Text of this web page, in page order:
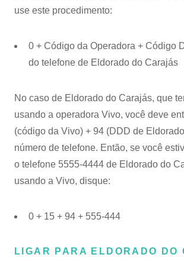
use este procedimento:
0 + Código da Operadora + Código
do telefone de Eldorado do Carajás
No caso de Eldorado do Carajás, que
usando a operadora Vivo, você deve
(código da Vivo) + 94 (DDD de
número de telefone. Então, se você
o telefone 5555-4444 de Eldorado do
usando a Vivo, disque:
0 + 15 + 94 + 555-444
LIGAR PARA ELDORADO DO